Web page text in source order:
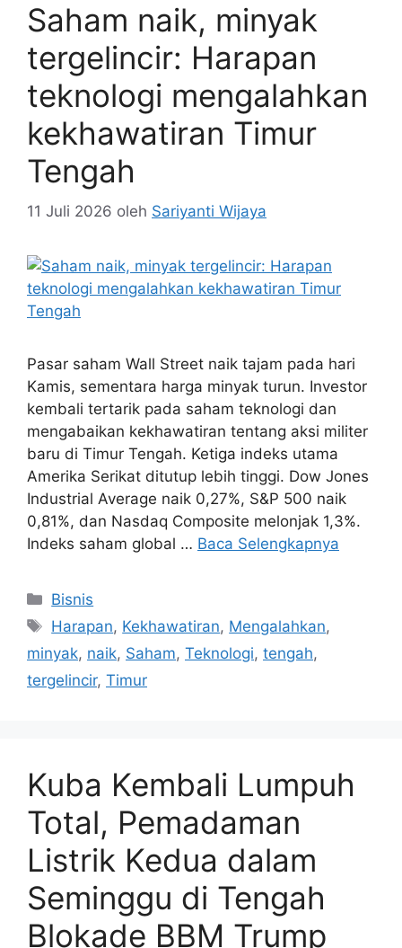
Saham naik, minyak
tergelincir: Harapan
teknologi mengalahkan
kekhawatiran Timur
Tengah
11 Juli 2026 oleh Sariyanti Wijaya
Pasar saham Wall Street naik tajam pada hari
Kamis, sementara harga minyak turun. Investor
kembali tertarik pada saham teknologi dan
mengabaikan kekhawatiran tentang aksi militer
baru di Timur Tengah. Ketiga indeks utama
Amerika Serikat ditutup lebih tinggi. Dow Jones
Industrial Average naik 0,27%, S&P 500 naik
0,81%, dan Nasdaq Composite melonjak 1,3%.
Indeks saham global … Baca Selengkapnya
Kategori
Bisnis
Tag
Harapan, Kekhawatiran, Mengalahkan,
minyak, naik, Saham, Teknologi, tengah,
tergelincir, Timur
Kuba Kembali Lumpuh
Total, Pemadaman
Listrik Kedua dalam
Seminggu di Tengah
Blokade BBM Trump